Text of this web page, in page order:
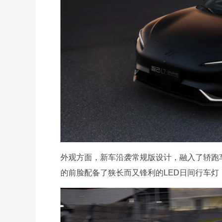
外观方面，新车沿袭常规版设计，融入了轿
的前脸配备了狭长而又锋利的LED日间行车